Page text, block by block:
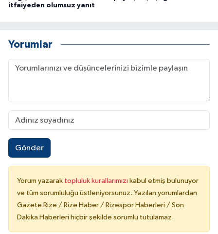
itfaiyeden olumsuz yanıt
Yorumlar
Gönder
Yorum yazarak topluluk kurallarımızı kabul etmiş bulunuyor
ve tüm sorumluluğu üstleniyorsunuz. Yazılan yorumlardan
Gazete Rize / Rize Haber / Rizespor Haberleri / Son
Dakika Haberleri hiçbir şekilde sorumlu tutulamaz.